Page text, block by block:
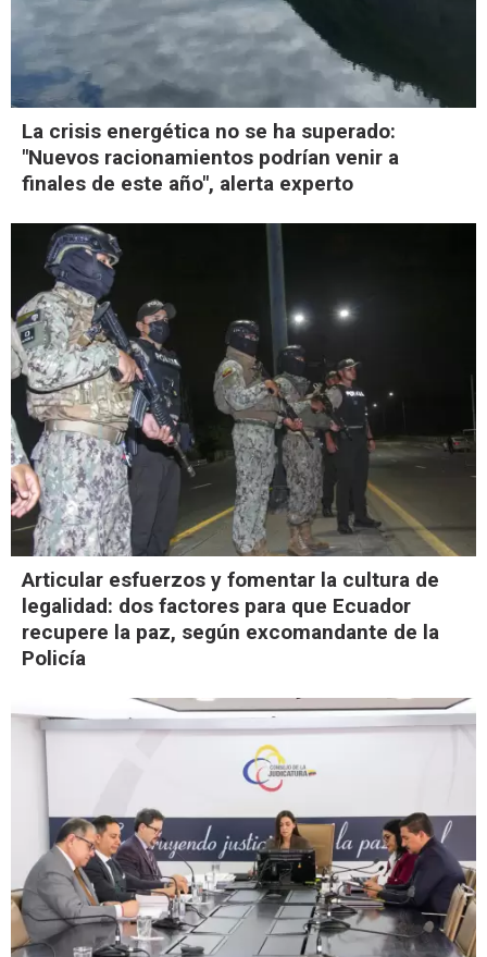
La crisis energética no se ha superado:
"Nuevos racionamientos podrían venir a
finales de este año", alerta experto
Articular esfuerzos y fomentar la cultura de
legalidad: dos factores para que Ecuador
recupere la paz, según excomandante de la
Policía